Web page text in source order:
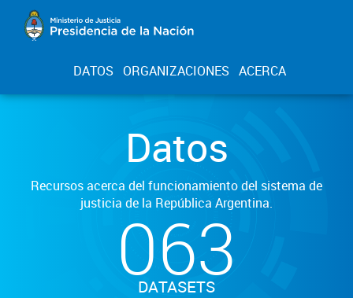
DATOS ORGANIZACIONES ACERCA
Datos
Recursos acerca del funcionamiento del sistema de
justicia de la República Argentina.
063
DATASETS